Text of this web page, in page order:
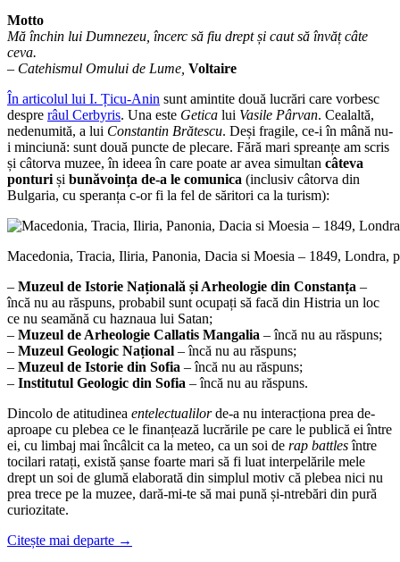
Motto
Mă închin lui Dumnezeu, încerc să fiu drept și caut să învăț câte
ceva.
– Catehismul Omului de Lume, Voltaire
În articolul lui I. Țicu-Anin sunt amintite două lucrări care vorbesc
despre râul Cerbyris. Una este Getica lui Vasile Pârvan. Cealaltă,
nedenumită, a lui Constantin Brătescu. Deși fragile, ce-i în mână nu-
i minciună: sunt două puncte de plecare. Fără mari spreanțe am scris
și câtorva muzee, în ideea în care poate ar avea simultan câteva
ponturi și bunăvoința de-a le comunica (inclusiv câtorva din
Bulgaria, cu speranța c-or fi la fel de săritori ca la turism):
Macedonia, Tracia, Iliria, Panonia, Dacia si Moesia – 1849, Londra,
– Muzeul de Istorie Națională și Arheologie din Constanța –
încă nu au răspuns, probabil sunt ocupați să facă din Histria un loc
ce nu seamănă cu haznaua lui Satan;
– Muzeul de Arheologie Callatis Mangalia – încă nu au răspuns;
– Muzeul Geologic Național – încă nu au răspuns;
– Muzeul de Istorie din Sofia – încă nu au răspuns;
– Institutul Geologic din Sofia – încă nu au răspuns.
Dincolo de atitudinea entelectualilorde-a nu interacționa prea de-
aproape cu plebea ce le finanțează lucrările pe care le publică ei între
ei, cu limbaj mai încâlcit ca la meteo, ca un soi de rap battlesîntre
tocilari ratați, există șanse foarte mari să fi luat interpelările mele
drept un soi de glumă elaborată din simplul motiv că plebea nici nu
prea trece pe la muzee, dară-mi-te să mai pună și-ntrebări din pură
curiozitate.
Citește mai departe →